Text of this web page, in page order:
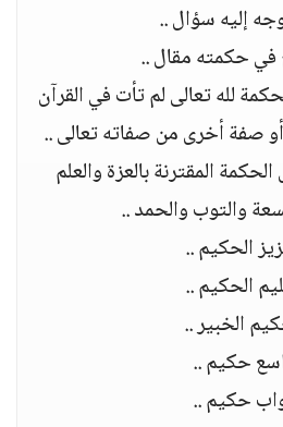
إليه سؤال ..
في حكمته مقال ..
لله تعالى لم تأت في القرآن
صفة أخرى من صفاته تعالى ..
المقترنة بالعزة والعلم
والتوب والحمد ..
الحكيم ..
الحكيم ..
الخبير ..
حكيم ..
حكيم ..